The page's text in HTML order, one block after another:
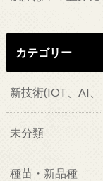
カテゴリー
新技術(IOT、AI
未分類
種苗・新品種